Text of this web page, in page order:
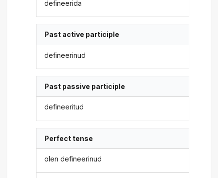
defineerida
Past active participle
defineerinud
Past passive participle
defineeritud
Perfect tense
olen defineerinud